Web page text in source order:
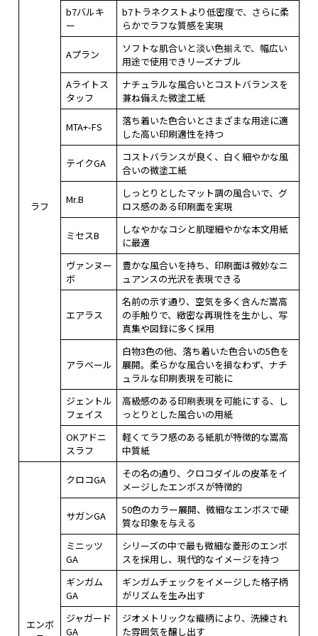
ラフ
b7バルキ
ー
b7トラネクストより低密度で、さらに柔
らかでラフな質感を実現
Aプラン
ソフトな肌合いと淡い色揃えで、幅広い
用途で使用できリーズナブル
Aライトス
タッフ
ナチュラルな風合いとコストバランスを
兼ね備えた微塗工紙
MTA+-FS
落ち着いた色合いとさまざまな用途に適
した高い印刷適性を持つ
テイクGA
コストバランスが良く、白く細やかな風
合いの微塗工紙
Mr.B
しっとりとしたマット調の風合いで、グ
ロス感のある印刷面を実現
ミセスB
しなやかなコシと肌理細やかな本文用紙
に最適
ヴァンヌー
ボ
豊かな風合いを持ち、印刷面は微妙なニ
ュアンスの光沢を表現できる
エアラス
名前の示す通り、空気を多く含んだ嵩高
の手触りで、緻密な再現性を生かし、写
真集や図録に多く採用
アラベール
白物3色の他、落ち着いた色合いの5色を
展開。柔らかな風合いを損なわず、ナチ
ュラルな印刷表現を可能に
ジェントル
フェイス
高級感のある印刷表現を可能にする、し
っとりとした風合いの用紙
OKアドニ
スラフ
軽くてラフ感のある紙肌が特徴的な嵩高
中質紙
エンボ
クロコGA
その名の通り、クロコダイルの皮革をイ
メージしたエンボスが特徴的
サガンGA
50色のカラー展開、微細なエンボスで硬
質な印象を与える
ミニッツ
GA
シリーズの中で最も微細な菱形のエンボ
スを採用し、現代的なイメージを持つ
ギンガム
GA
ギンガムチェックをイメージした格子柄
がリズムを生み出す
ジャガード
GA
ジオメトリックな織柄により、洗練され
た雰囲気を醸し出す